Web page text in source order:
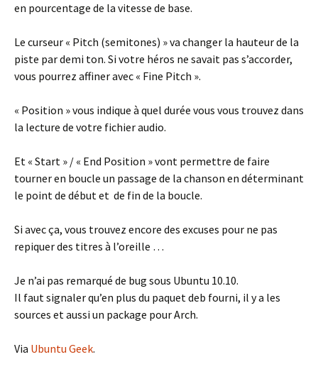
en pourcentage de la vitesse de base.
Le curseur « Pitch (semitones) » va changer la hauteur de la
piste par demi ton. Si votre héros ne savait pas s’accorder,
vous pourrez affiner avec « Fine Pitch ».
« Position » vous indique à quel durée vous vous trouvez dans
la lecture de votre fichier audio.
Et « Start » / « End Position » vont permettre de faire
tourner en boucle un passage de la chanson en déterminant
le point de début et de fin de la boucle.
Si avec ça, vous trouvez encore des excuses pour ne pas
repiquer des titres à l’oreille …
Je n’ai pas remarqué de bug sous Ubuntu 10.10.
Il faut signaler qu’en plus du paquet deb fourni, il y a les
sources et aussi un package pour Arch.
Via Ubuntu Geek.